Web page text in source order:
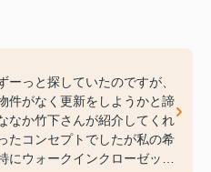
ーっと探していたのですが、
件がなく更新をしようかと諦
なか竹下さんが紹介してくれ
たコンセプトでしたが私の希
にウォークインクローゼット